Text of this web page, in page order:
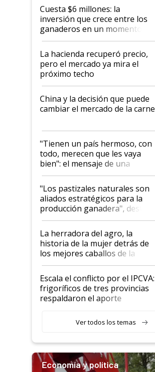
Cuesta $6 millones: la
inversión que crece entre los
ganaderos en un momento
histórico para la actividad
La hacienda recuperó precio,
pero el mercado ya mira el
próximo techo
China y la decisión que puede
cambiar el mercado de la carne
"Tienen un país hermoso, con
todo, merecen que les vaya
bien": el mensaje de una
ganadera uruguaya sobre las
oportunidades que se abren
para el agro en Argentina, con
foco en la carne
"Los pastizales naturales son
aliados estratégicos para la
producción ganadera", destaca
la iniciativa que ya reúne a 46
establecimientos en Argentina
La herradora del agro, la
historia de la mujer detrás de
los mejores caballos de la
Argentina y los mitos que
todavía hacen sufrir a estos
animales: "Mientras me
descalificaban, yo seguí
haciendo currículum"
Escala el conflicto por el IPCVA:
frigoríficos de tres provincias
respaldaron el aporte
Ver todos los temas
Economía y política